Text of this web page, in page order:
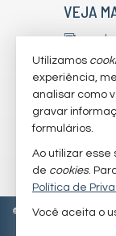
VEJA
mapa
© 2026 CRECI/SC
Utilizamos
experiência,
analisar como
gravar
formulários.
Ao utilizar esse
de cookies.
Política de
Você aceita o